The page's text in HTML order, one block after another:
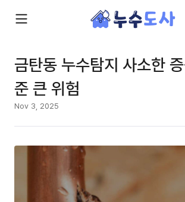
금탄동 누수탐지 사소한
준 큰 위험
Nov 3, 2025